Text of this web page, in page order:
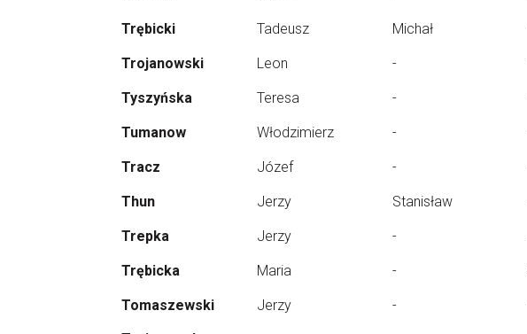
Trębicki Tadeusz Michał
Trojanowski Leon -
Tyszyńska Teresa -
Tumanow Włodzimierz -
Tracz Józef -
Thun Jerzy Stanisław
Trepka Jerzy -
Trębicka Maria -
Tomaszewski Jerzy -